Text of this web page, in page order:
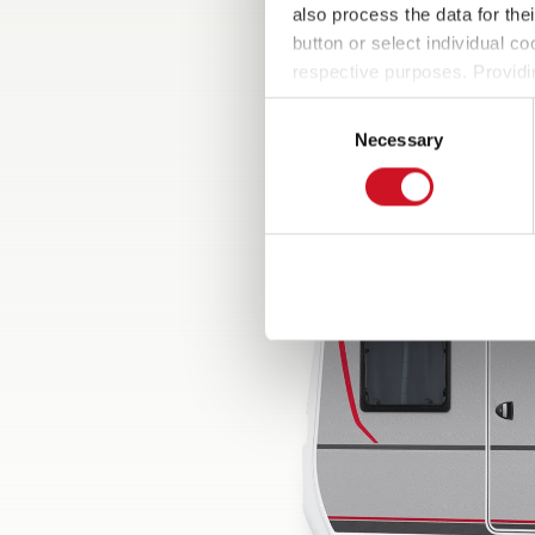
also process the data for
button or select individual
respective purposes.
settings at any time as well
the website). You can find
Necessary